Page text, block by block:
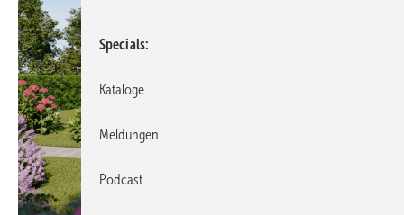
Specials
Kataloge
Meldungen
Podcast